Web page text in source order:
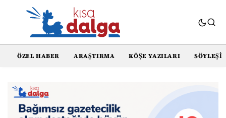
ÖZEL HABER ARAŞTIRMA KÖŞE YAZILARI SÖYLEŞI